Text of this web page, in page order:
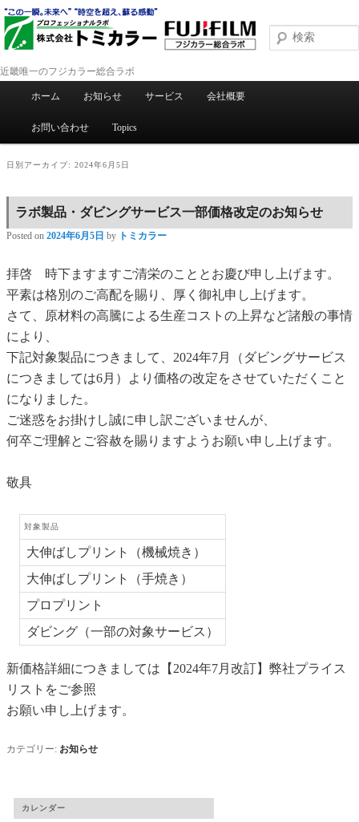
近畿唯一のフジカラー総合ラボ
メインメニュー
メインコンテンツへ移動
サブコンテンツへ移動
ホーム お知らせ サービス 会社概要
お問い合わせ Topics
日別アーカイブ: 2024年6月5日
ラボ製品・ダビングサービス一部価格改定のお知らせ
Posted on 2024年6月5日 by トミカラー
拝啓 時下ますますご清栄のこととお慶び申し上げます。
平素は格別のご高配を賜り、厚く御礼申し上げます。
さて、原材料の高騰による生産コストの上昇など諸般の事情
により、
下記対象製品につきまして、2024年7月（ダビングサービス
につきましては6月）より価格の改定をさせていただくこと
になりました。
ご迷惑をお掛けし誠に申し訳ございませんが、
何卒ご理解とご容赦を賜りますようお願い申し上げます。
敬具
対象製品
大伸ばしプリント（機械焼き）
大伸ばしプリント（手焼き）
プロプリント
ダビング（一部の対象サービス）
新価格詳細につきましては【2024年7月改訂】弊社プライス
リストをご参照
お願い申し上げます。
カテゴリー: お知らせ
カレンダー